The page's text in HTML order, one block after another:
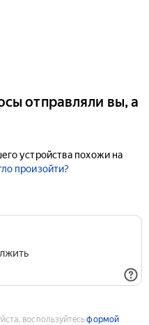
отправляли вы, а
устройства похожи на
произойти?
воспользуйтесьформой